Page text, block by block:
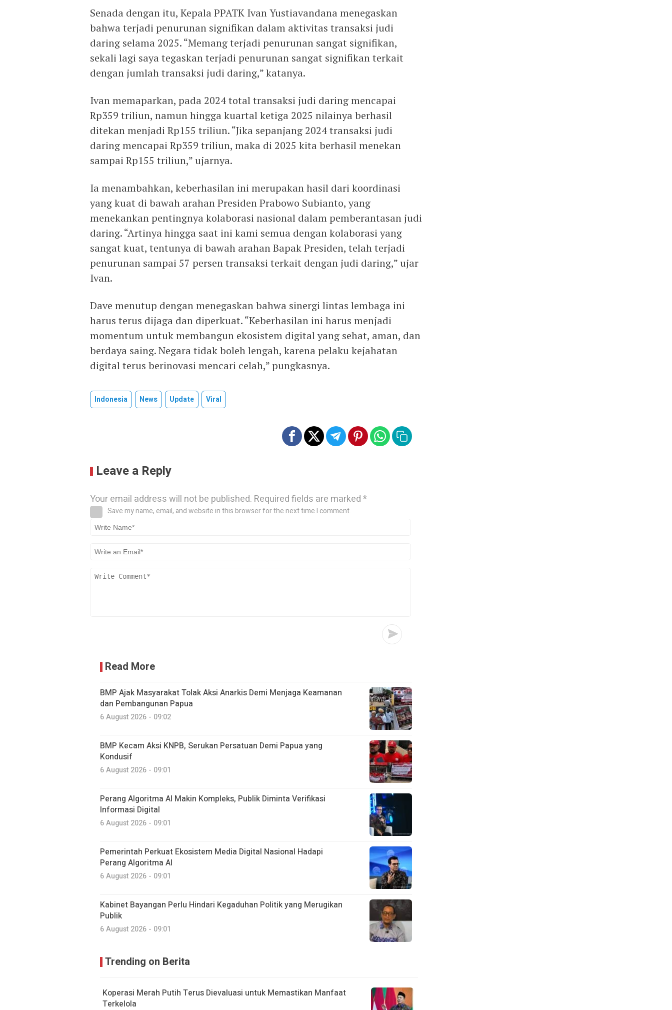
Senada dengan itu, Kepala PPATK Ivan Yustiavandana menegaskan
bahwa terjadi penurunan signifikan dalam aktivitas transaksi judi
daring selama 2025. “Memang terjadi penurunan sangat signifikan,
sekali lagi saya tegaskan terjadi penurunan sangat signifikan terkait
dengan jumlah transaksi judi daring,” katanya.
Ivan memaparkan, pada 2024 total transaksi judi daring mencapai
Rp359 triliun, namun hingga kuartal ketiga 2025 nilainya berhasil
ditekan menjadi Rp155 triliun. “Jika sepanjang 2024 transaksi judi
daring mencapai Rp359 triliun, maka di 2025 kita berhasil menekan
sampai Rp155 triliun,” ujarnya.
Ia menambahkan, keberhasilan ini merupakan hasil dari koordinasi
yang kuat di bawah arahan Presiden Prabowo Subianto, yang
menekankan pentingnya kolaborasi nasional dalam pemberantasan judi
daring. “Artinya hingga saat ini kami semua dengan kolaborasi yang
sangat kuat, tentunya di bawah arahan Bapak Presiden, telah terjadi
penurunan sampai 57 persen transaksi terkait dengan judi daring,” ujar
Ivan.
Dave menutup dengan menegaskan bahwa sinergi lintas lembaga ini
harus terus dijaga dan diperkuat. “Keberhasilan ini harus menjadi
momentum untuk membangun ekosistem digital yang sehat, aman, dan
berdaya saing. Negara tidak boleh lengah, karena pelaku kejahatan
digital terus berinovasi mencari celah,” pungkasnya.
Indonesia News Update Viral
Leave a Reply
Your email address will not be published. Required fields are marked*
Save my name, email, and website in this browser for the next time I comment.
Read More
BMP Ajak Masyarakat Tolak Aksi Anarkis Demi Menjaga Keamanan
dan Pembangunan Papua
6 August 2026 - 09:02
BMP Kecam Aksi KNPB, Serukan Persatuan Demi Papua yang
Kondusif
6 August 2026 - 09:01
Perang Algoritma AI Makin Kompleks, Publik Diminta Verifikasi
Informasi Digital
6 August 2026 - 09:01
Pemerintah Perkuat Ekosistem Media Digital Nasional Hadapi
Perang Algoritma AI
6 August 2026 - 09:01
Kabinet Bayangan Perlu Hindari Kegaduhan Politik yang Merugikan
Publik
6 August 2026 - 09:01
Trending on Berita
Koperasi Merah Putih Terus Dievaluasi untuk Memastikan Manfaat
Terkelola